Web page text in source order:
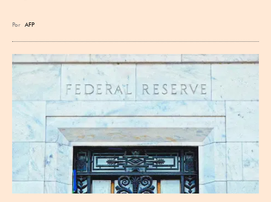
Por AFP